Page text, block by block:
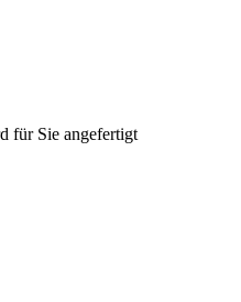
für Sie angefertigt